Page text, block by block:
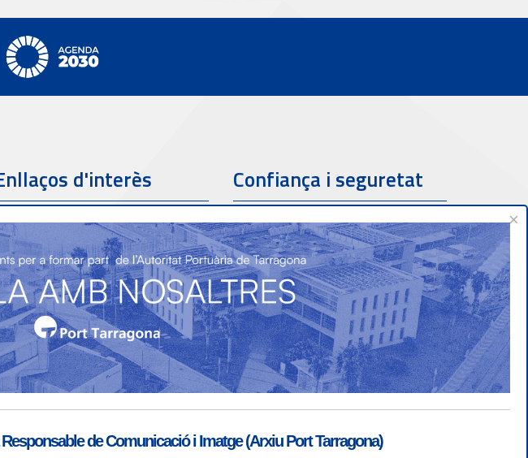
d'interès Confiança i seguretat
×
de Comunicació i Imatge (Arxiu Port Tarragona)